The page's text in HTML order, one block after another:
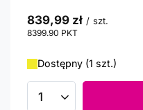
839,99 zł / szt.
8399.90 PKT
Dostępny (1 szt.)
Ilość produktów